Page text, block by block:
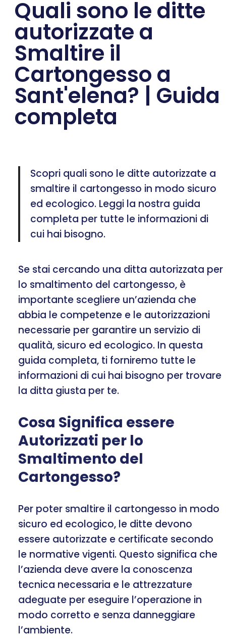
Quali sono le ditte
autorizzate a
Smaltire il
Cartongesso a
Sant'elena? | Guida
completa
Scopri quali sono le ditte autorizzate a
smaltire il cartongesso in modo sicuro
ed ecologico. Leggi la nostra guida
completa per tutte le informazioni di
cui hai bisogno.
Se stai cercando una ditta autorizzata per
lo smaltimento del cartongesso, è
importante scegliere un’azienda che
abbia le competenze e le autorizzazioni
necessarie per garantire un servizio di
qualità, sicuro ed ecologico. In questa
guida completa, ti forniremo tutte le
informazioni di cui hai bisogno per trovare
la ditta giusta per te.
Cosa Significa essere
Autorizzati per lo
Smaltimento del
Cartongesso?
Per poter smaltire il cartongesso in modo
sicuro ed ecologico, le ditte devono
essere autorizzate e certificate secondo
le normative vigenti. Questo significa che
l’azienda deve avere la conoscenza
tecnica necessaria e le attrezzature
adeguate per eseguire l’operazione in
modo corretto e senza danneggiare
l’ambiente.